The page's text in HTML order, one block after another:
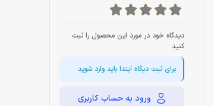
دیدگاه خود در مورد این محصول را ثبت
کنید
برای ثبت دیگاه ایندا باید وارد شوید
ورود به حساب کاربری